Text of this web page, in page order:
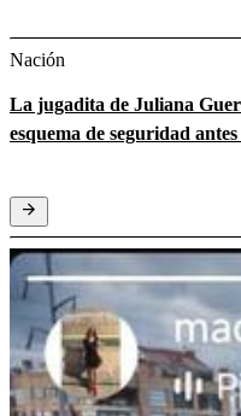
Nación
La jugadita de Juliana
esquema de seguridad